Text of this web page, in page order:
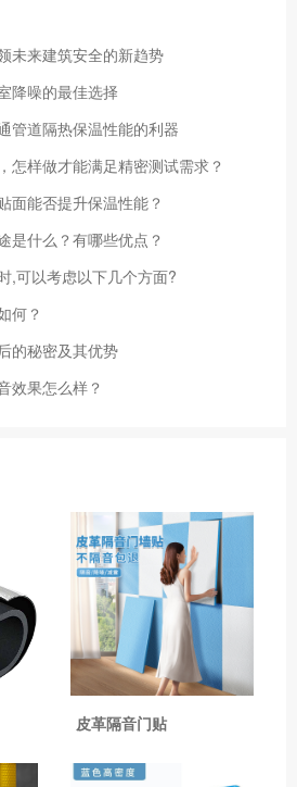
未来建筑安全的新趋势
降噪的最佳选择
管道隔热保温性能的利器
怎样做才能满足精密测试需求？
面能否提升保温性能？
是什么？有哪些优点？
,可以考虑以下几个方面?
何？
的秘密及其优势
效果怎么样？
皮革隔音门贴